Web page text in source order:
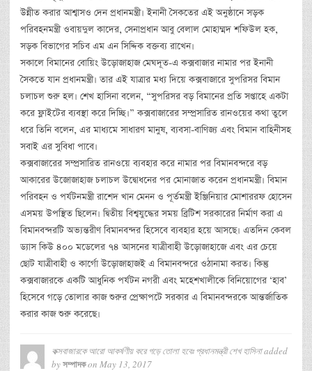
উন্নীত করার আশ্বাসও দেন প্রধানমন্ত্রী। ইনানী সৈকতের এই অনুষ্ঠানে সড়ক
পরিবহনমন্ত্রী ওবায়দুল কাদের, সেনাপ্রধান আবু বেলাল মোহাম্মদ শফিউল হক,
সড়ক বিভাগের সচিব এম এন সিদ্দিক বক্তব্য রাখেন।
সকালে বিমানের বোয়িং উড়োজাহাজ মেঘদূত-এ কক্সবাজার নামার পর ইনানী
সৈকতে যান প্রধানমন্ত্রী। তার এই যাত্রার মধ্য দিয়ে কক্সবাজারে সুপরিসর বিমান
চলাচল শুরু হল। শেখ হাসিনা বলেন, “সুপরিসর বড় বিমানের প্রতি সপ্তাহে একটা
করে ফ্লাইটের ব্যবস্থা করে দিচ্ছি।” কক্সবাজারের সম্প্রসারিত রানওয়ের কথা তুলে
ধরে তিনি বলেন, এর মাধ্যমে সাধারণ মানুষ, ব্যবসা-বাণিজ্য এবং বিমান বাহিনীসহ
সবাই এর সুবিধা পাবে।
কক্সবাজারের সম্প্রসারিত রানওয়ে ব্যবহার করে নামার পর বিমানবন্দরে বড়
আকারের উজোজাহাজ চলাচল উদ্বোধনের পর মোনাজাত করেন প্রধানমন্ত্রী। বিমান
পরিবহন ও পর্যটনমন্ত্রী রাশেদ খান মেনন ও পূর্তমন্ত্রী ইঞ্জিনিয়ার মোশাররফ হোসেন
এসময় উপস্থিত ছিলেন। দ্বিতীয় বিশ্বযুদ্ধের সময় ব্রিটিশ সরকারের নির্মাণ করা এ
বিমানবন্দরটি অভ্যন্তরীণ বিমানবন্দর হিসেবে ব্যবহার হয়ে আসছে। এতদিন কেবল
ড্যাস কিউ ৪০০ মডেলের ৭৪ আসনের যাত্রীবাহী উড়োজাহাজে এবং এর চেয়ে
ছোট যাত্রীবাহী ও কার্গো উড়োজাহাজই এ বিমানবন্দরে ওঠানামা করত। কিন্তু
কক্সবাজারকে একটি আধুনিক পর্যটন নগরী এবং মহেশখালীকে বিনিয়োগের ‘হাব’
হিসেবে গড়ে তোলার কাজ শুরুর প্রেক্ষাপটে সরকার এ বিমানবন্দরকে আন্তর্জাতিক
করার কাজ শুরু করেছে।
কক্সবাজারকে আরো আকর্ষণীয় করে গড়ে তোলা হবেঃ প্রধানমন্ত্রী শেখ হাসিনাadded
by সম্পাদকon May 13, 2017